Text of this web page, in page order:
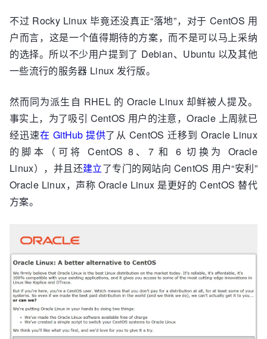
不过 Rocky Linux 毕竟还没真正“落地”，对于 CentOS 用
户而言，这是一个值得期待的方案，而不是可以马上采纳
的选择。所以不少用户提到了 Debian、Ubuntu 以及其他
一些流行的服务器 Linux 发行版。
然而同为派生自 RHEL 的 Oracle Linux 却鲜被人提及。
事实上，为了吸引 CentOS 用户的注意，Oracle 上周就已
经迅速在 GitHub 提供了从 CentOS 迁移到 Oracle Linux
的脚本（可将 CentOS 8、7 和 6 切换为 Oracle
Linux），并且还建立了专门的网站向 CentOS 用户“安利”
Oracle Linux，声称 Oracle Linux 是更好的 CentOS 替代
方案。